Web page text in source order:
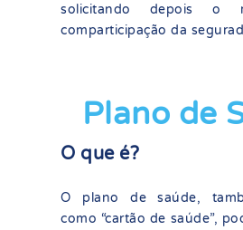
solicitando depois o
comparticipação da
Plano de
O que é?
O plano de saúde,
como “cartão de saúde”,